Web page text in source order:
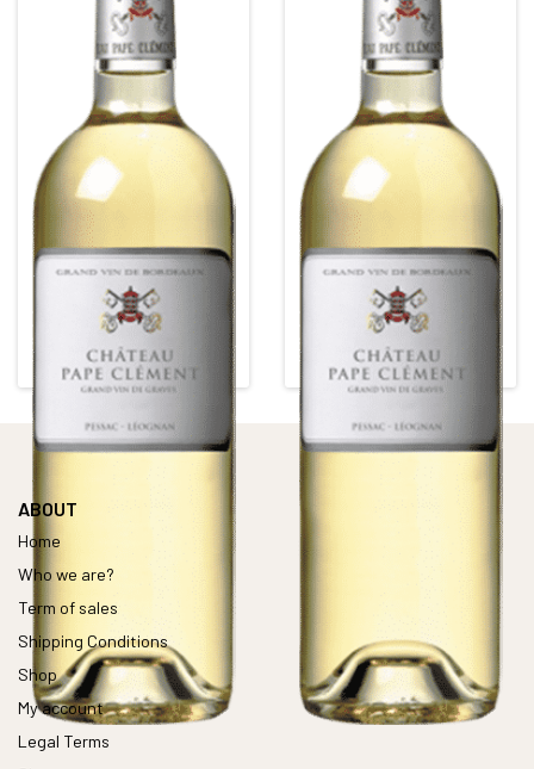
CHÂTEAU PAPE CLEMENT
BLANC
Grand Cru Classé de Graves
White • 2013
PESSAC LEOGNAN BLANC
Alcohol content : 13,5°
CHÂTEAU PAPE CLEMENT
BLANC
Grand Cru Classé de Graves
White • 2012
PESSAC LEOGNAN BLANC
Alcohol content : 15°
ABOUT
Home
Who we are?
Term of sales
Shipping Conditions
Shop
My account
Legal Terms